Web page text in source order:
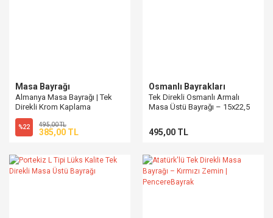
Masa Bayrağı
Almanya Masa Bayrağı | Tek
Direkli Krom Kaplama
%22 495,00 TL
385,00 TL
Osmanlı Bayrakları
Tek Direkli Osmanlı Armalı
Masa Üstü Bayrağı – 15x22,5
495,00 TL